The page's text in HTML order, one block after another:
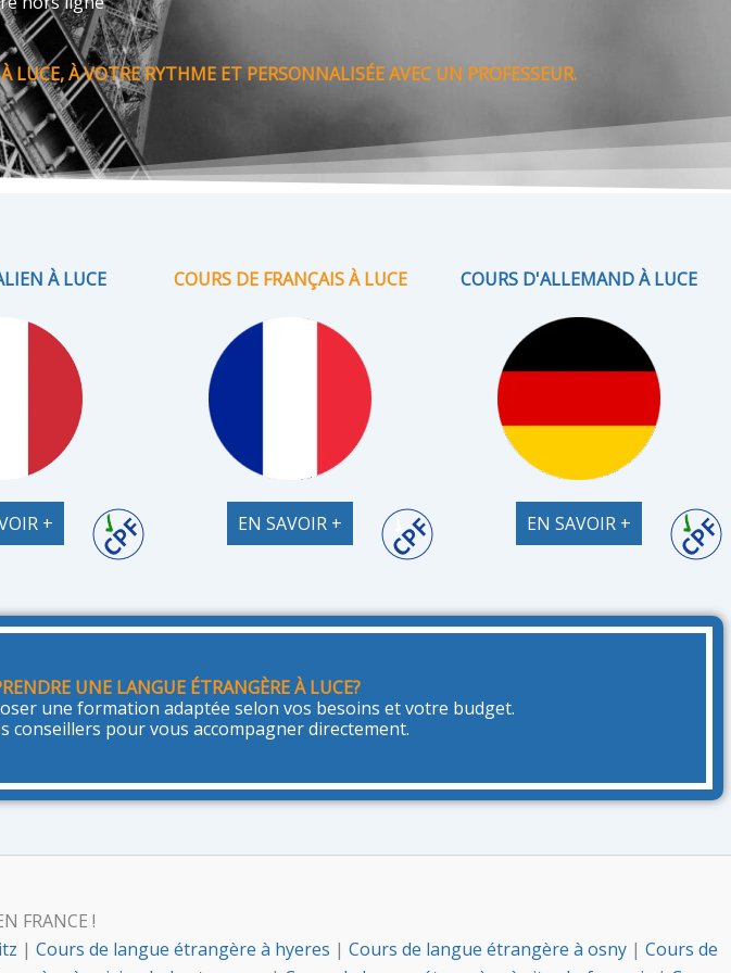
À VOTRE RYTHME ET PERSONNALISÉE AVEC UN PROFESSEUR.
À LUCE
+
COURS DE FRANÇAIS À LUCE
EN SAVOIR +
COURS D'ALLEMAND À LUCE
EN SAVOIR +
UNE LANGUE ÉTRANGÈRE À LUCE?
une formation adaptée selon vos besoins et votre budget.
conseillers pour vous accompagner directement.
FRANCE !
| Cours de langue étrangère à hyeres | Cours de langue étrangère à osny | Cours de